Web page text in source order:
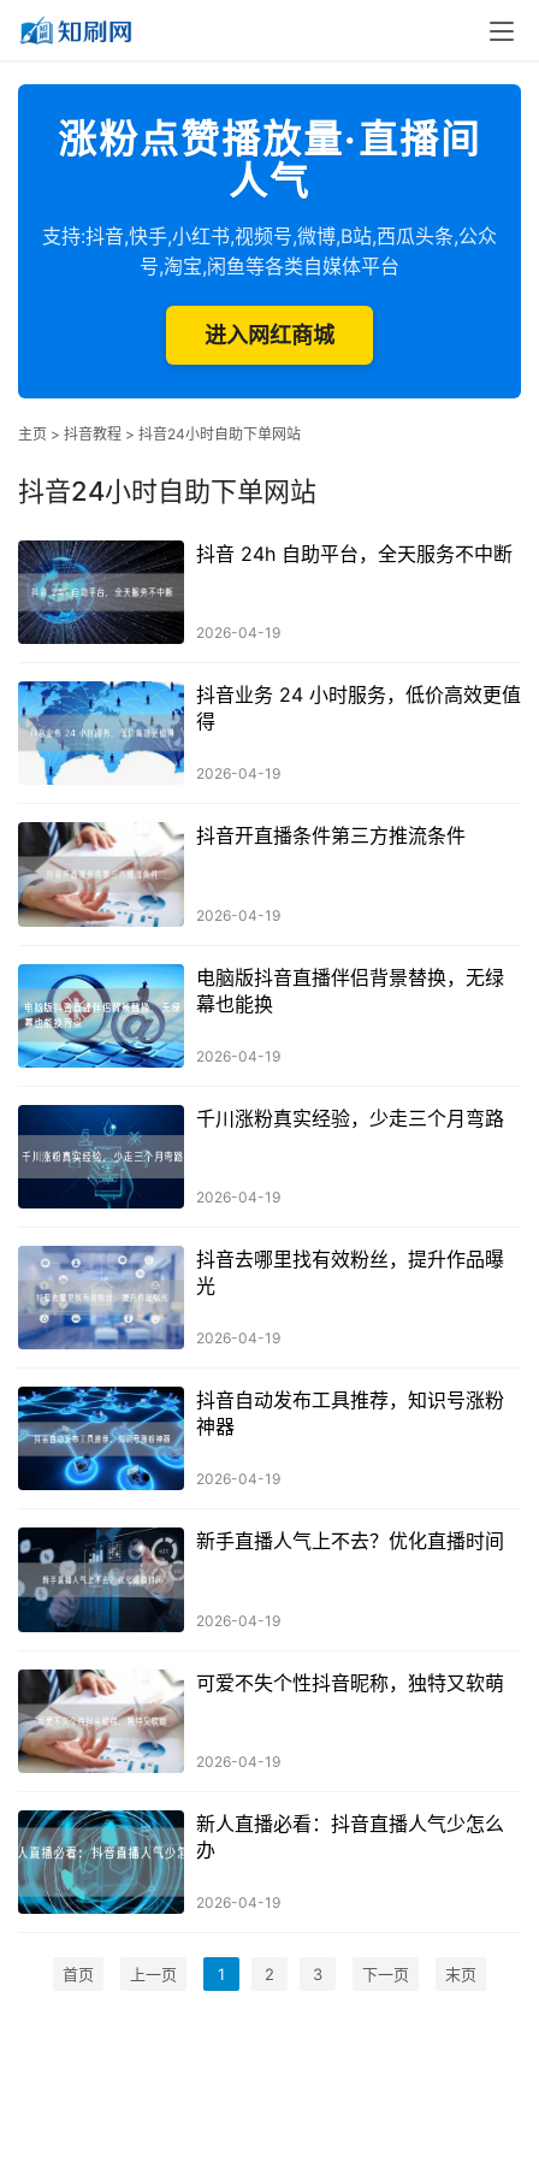
涨粉点赞播放量·直播间
人气
支持:抖音,快手,小红书,视频号,微博,B站,西瓜头条,公众
号,淘宝,闲鱼等各类自媒体平台
进入网红商城
主页 > 抖音教程 > 抖音24小时自助下单网站
抖音24小时自助下单网站
抖音 24h 自助平台，全天服务不中断
2026-04-19
抖音业务 24 小时服务，低价高效更值
得
2026-04-19
抖音开直播条件第三方推流条件
2026-04-19
电脑版抖音直播伴侣背景替换，无绿
幕也能换
2026-04-19
千川涨粉真实经验，少走三个月弯路
2026-04-19
抖音去哪里找有效粉丝，提升作品曝
光
2026-04-19
抖音自动发布工具推荐，知识号涨粉
神器
2026-04-19
新手直播人气上不去？优化直播时间
2026-04-19
可爱不失个性抖音昵称，独特又软萌
2026-04-19
新人直播必看：抖音直播人气少怎么
办
2026-04-19
首页 上一页 1 2 3 下一页 末页